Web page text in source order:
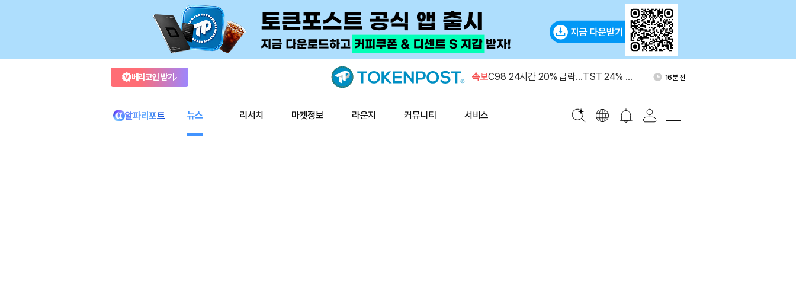
베리코인 받기 속보
비트코인 1,000개, 익명 지갑서 바이낸
1시간 전
C98 24시간 20% 급락…TST 24% 상
16분 전
알파리포트 뉴스 리서치 마켓정보 라운지 커뮤니티 서비스